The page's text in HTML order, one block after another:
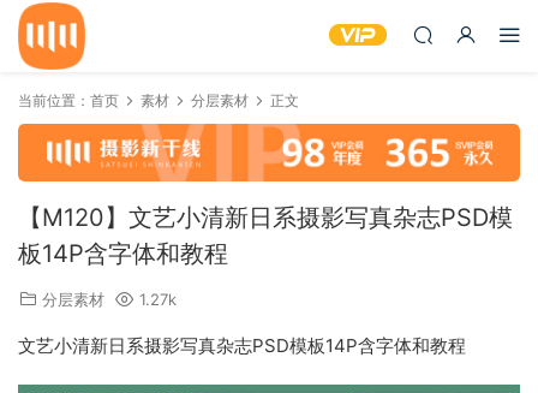
当前位置： 首页 素材 分层素材 正文
【M120】文艺小清新日系摄影写真杂志PSD模
板14P含字体和教程
分层素材 1.27k
文艺小清新日系摄影写真杂志PSD模板14P含字体和教程